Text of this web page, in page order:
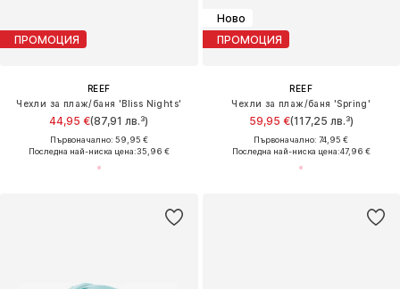
ПРОМОЦИЯ
REEF
Чехли за плаж/баня 'Bliss Nights'
44,95 €(87,91 лв.³)
Първоначално: 59,95 €
Последна най-ниска цена:35,96 €
Ново
ПРОМОЦИЯ
REEF
Чехли за плаж/баня 'Spring'
59,95 €(117,25 лв.³)
Първоначално: 74,95 €
Последна най-ниска цена:47,96 €